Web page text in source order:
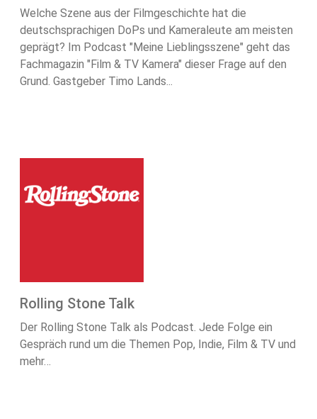
Welche Szene aus der Filmgeschichte hat die
deutschsprachigen DoPs und Kameraleute am meisten
geprägt? Im Podcast "Meine Lieblingsszene" geht das
Fachmagazin "Film & TV Kamera" dieser Frage auf den
Grund. Gastgeber Timo Lands...
Rolling Stone Talk
Der Rolling Stone Talk als Podcast. Jede Folge ein
Gespräch rund um die Themen Pop, Indie, Film & TV und
mehr…